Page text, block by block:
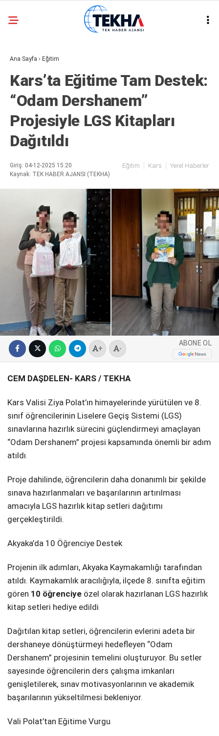
WhatsApp İhbar
Hattı
Facebook
Youtube
23.5
ASAYIŞ
GÜNDEM
GENEL
EKONOMI
SIYASET
METEOROLOJI
SPOR
SERVISLER
Ana Sayfa › Eğitim
Kars’ta Eğitime Tam Destek:
“Odam Dershanem”
Projesiyle LGS Kitapları
Dağıtıldı
Giriş: 04-12-2025 15:20
Kaynak: TEK HABER AJANSI (TEKHA)
Eğitim Kars Yerel Haberler
+ -
ABONE OL
CEM DAŞDELEN- KARS / TEKHA
​Kars Valisi Ziya Polat’ın himayelerinde yürütülen ve 8.
sınıf öğrencilerinin Liselere Geçiş Sistemi (LGS)
sınavlarına hazırlık sürecini güçlendirmeyi amaçlayan
“Odam Dershanem” projesi kapsamında önemli bir adım
atıldı.
​Proje dahilinde, öğrencilerin daha donanımlı bir şekilde
sınava hazırlanmaları ve başarılarının artırılması
amacıyla LGS hazırlık kitap setleri dağıtımı
gerçekleştirildi.
​Akyaka’da 10 Öğrenciye Destek
​Projenin ilk adımları, Akyaka Kaymakamlığı tarafından
atıldı. Kaymakamlık aracılığıyla, ilçede 8. sınıfta eğitim
gören 10 öğrenciye özel olarak hazırlanan LGS hazırlık
kitap setleri hediye edildi.
​Dağıtılan kitap setleri, öğrencilerin evlerini adeta bir
dershaneye dönüştürmeyi hedefleyen “Odam
Dershanem” projesinin temelini oluşturuyor. Bu setler
sayesinde öğrencilerin ders çalışma imkanları
genişletilerek, sınav motivasyonlarının ve akademik
başarılarının yükseltilmesi bekleniyor.
​Vali Polat’tan Eğitime Vurgu